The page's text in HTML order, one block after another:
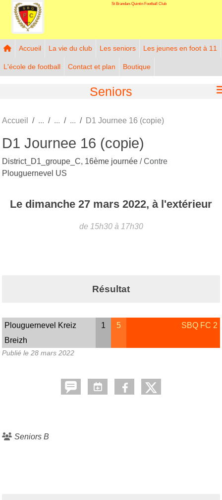
St Brandan-Quintin Football Club
Accueil La vie du club Les seniors Les jeunes en foot à 11
L'école de football Contact et plan Boutique
Seniors
Accueil D1 Journee 16 (copie)
D1 Journee 16 (copie)
District_D1_groupe_C, 16ème journée / Contre
Plouguernevel US
Le dimanche 27 mars 2022, à l'extérieur
de 15h30 à 17h30
Résultat
Plouguernevel Kreiz
Breizh
1 5 SBQ FC 2
Publié le 28 mars 2022
Seniors B
Panneau de gestion des cookies